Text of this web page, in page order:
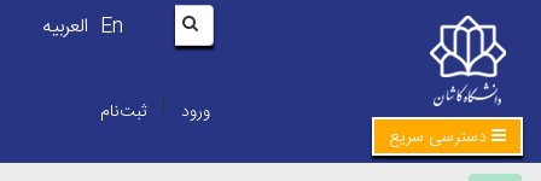
En العربیه
ورود | ثبت‌نام
دسترسی سریع